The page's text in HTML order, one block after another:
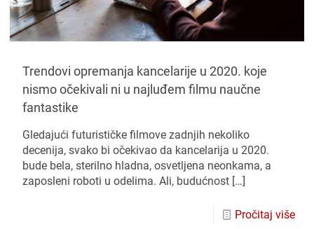
Trendovi opremanja kancelarije u 2020. koje
nismo očekivali ni u najluđem filmu naučne
fantastike
Gledajući futurističke filmove zadnjih nekoliko
decenija, svako bi očekivao da kancelarija u 2020.
bude bela, sterilno hladna, osvetljena neonkama, a
zaposleni roboti u odelima. Ali, budućnost […]
Pročitaj više